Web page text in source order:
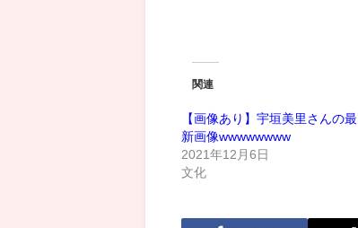
関連
【画像あり】宇垣美里さんの最
新画像wwwwwwww
2021年12月6日
文化